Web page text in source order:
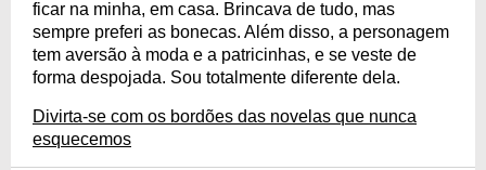
ficar na minha, em casa. Brincava de tudo, mas
sempre preferi as bonecas. Além disso, a personagem
tem aversão à moda e a patricinhas, e se veste de
forma despojada. Sou totalmente diferente dela.
Divirta-se com os bordões das novelas que nunca
esquecemos